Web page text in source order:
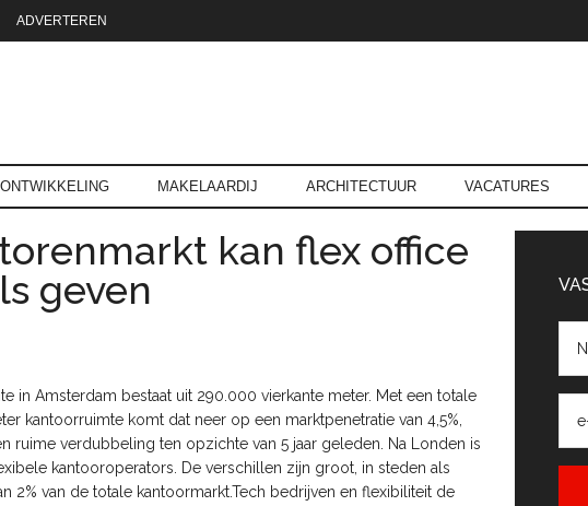
ADVERTEREN
MAKELAARDIJ ARCHITECTUUR VACATURES
kan flex office
geven
in Amsterdam bestaat uit 290.000 vierkante meter. Met een totale
kantoorruimte komt dat neer op een marktpenetratie van 4,5%,
ruime verdubbeling ten opzichte van 5 jaar geleden. Na Londen is
kantooroperators. De verschillen zijn groot, in steden als
2% van de totale kantoormarkt.Tech bedrijven en flexibiliteit de